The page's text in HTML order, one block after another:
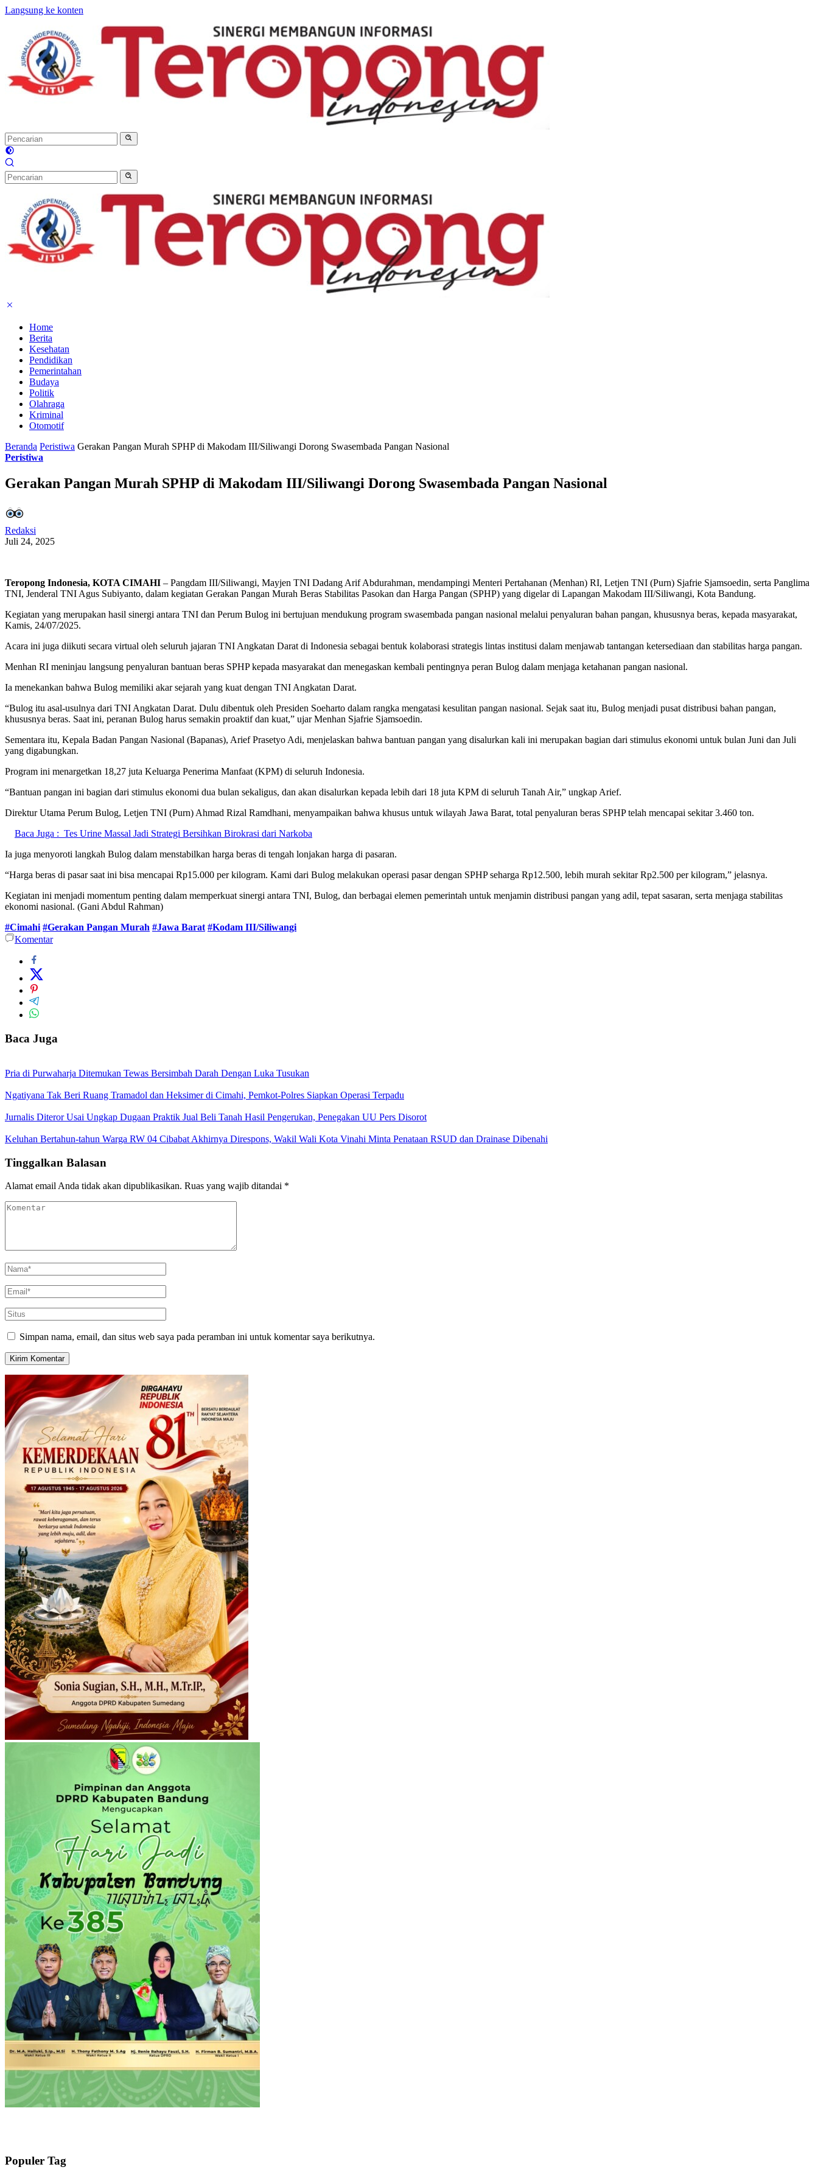
Langsung ke konten
Home
Berita
Kesehatan
Pendidikan
Pemerintahan
Budaya
Politik
Olahraga
Kriminal
Otomotif
Beranda Peristiwa Gerakan Pangan Murah SPHP di Makodam III/Siliwangi Dorong Swasembada Pangan Nasional
Peristiwa
Gerakan Pangan Murah SPHP di Makodam III/Siliwangi Dorong Swasembada Pangan Nasional
Redaksi
Juli 24, 2025
Teropong Indonesia, KOTA CIMAHI – Pangdam III/Siliwangi, Mayjen TNI Dadang Arif Abdurahman, mendampingi Menteri Pertahanan (Menhan) RI, Letjen TNI (Purn) Sjafrie Sjamsoedin, serta Panglima
TNI, Jenderal TNI Agus Subiyanto, dalam kegiatan Gerakan Pangan Murah Beras Stabilitas Pasokan dan Harga Pangan (SPHP) yang digelar di Lapangan Makodam III/Siliwangi, Kota Bandung.
Kegiatan yang merupakan hasil sinergi antara TNI dan Perum Bulog ini bertujuan mendukung program swasembada pangan nasional melalui penyaluran bahan pangan, khususnya beras, kepada masyarakat,
Kamis, 24/07/2025.
Acara ini juga diikuti secara virtual oleh seluruh jajaran TNI Angkatan Darat di Indonesia sebagai bentuk kolaborasi strategis lintas institusi dalam menjawab tantangan ketersediaan dan stabilitas harga pangan.
Menhan RI meninjau langsung penyaluran bantuan beras SPHP kepada masyarakat dan menegaskan kembali pentingnya peran Bulog dalam menjaga ketahanan pangan nasional.
Ia menekankan bahwa Bulog memiliki akar sejarah yang kuat dengan TNI Angkatan Darat.
“Bulog itu asal-usulnya dari TNI Angkatan Darat. Dulu dibentuk oleh Presiden Soeharto dalam rangka mengatasi kesulitan pangan nasional. Sejak saat itu, Bulog menjadi pusat distribusi bahan pangan,
khususnya beras. Saat ini, peranan Bulog harus semakin proaktif dan kuat,” ujar Menhan Sjafrie Sjamsoedin.
Sementara itu, Kepala Badan Pangan Nasional (Bapanas), Arief Prasetyo Adi, menjelaskan bahwa bantuan pangan yang disalurkan kali ini merupakan bagian dari stimulus ekonomi untuk bulan Juni dan Juli
yang digabungkan.
Program ini menargetkan 18,27 juta Keluarga Penerima Manfaat (KPM) di seluruh Indonesia.
“Bantuan pangan ini bagian dari stimulus ekonomi dua bulan sekaligus, dan akan disalurkan kepada lebih dari 18 juta KPM di seluruh Tanah Air,” ungkap Arief.
Direktur Utama Perum Bulog, Letjen TNI (Purn) Ahmad Rizal Ramdhani, menyampaikan bahwa khusus untuk wilayah Jawa Barat, total penyaluran beras SPHP telah mencapai sekitar 3.460 ton.
Baca Juga : Tes Urine Massal Jadi Strategi Bersihkan Birokrasi dari Narkoba
Ia juga menyoroti langkah Bulog dalam menstabilkan harga beras di tengah lonjakan harga di pasaran.
“Harga beras di pasar saat ini bisa mencapai Rp15.000 per kilogram. Kami dari Bulog melakukan operasi pasar dengan SPHP seharga Rp12.500, lebih murah sekitar Rp2.500 per kilogram,” jelasnya.
Kegiatan ini menjadi momentum penting dalam memperkuat sinergi antara TNI, Bulog, dan berbagai elemen pemerintah untuk menjamin distribusi pangan yang adil, tepat sasaran, serta menjaga stabilitas
ekonomi nasional. (Gani Abdul Rahman)
#Cimahi #Gerakan Pangan Murah #Jawa Barat #Kodam III/Siliwangi
Komentar
Baca Juga
Pria di Purwaharja Ditemukan Tewas Bersimbah Darah Dengan Luka Tusukan
Ngatiyana Tak Beri Ruang Tramadol dan Heksimer di Cimahi, Pemkot-Polres Siapkan Operasi Terpadu
Jurnalis Diteror Usai Ungkap Dugaan Praktik Jual Beli Tanah Hasil Pengerukan, Penegakan UU Pers Disorot
Keluhan Bertahun-tahun Warga RW 04 Cibabat Akhirnya Direspons, Wakil Wali Kota Vinahi Minta Penataan RSUD dan Drainase Dibenahi
Tinggalkan Balasan
Alamat email Anda tidak akan dipublikasikan. Ruas yang wajib ditandai *
Simpan nama, email, dan situs web saya pada peramban ini untuk komentar saya berikutnya.
Populer Tag